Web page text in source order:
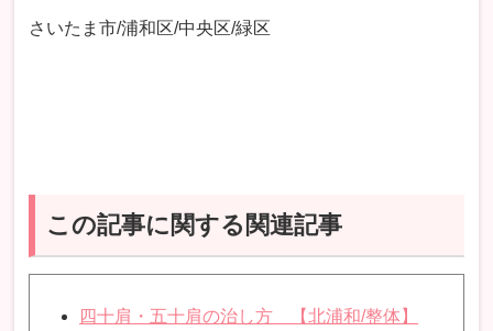
さいたま市/浦和区/中央区/緑区
この記事に関する関連記事
四十肩・五十肩の治し方 【北浦和/整体】